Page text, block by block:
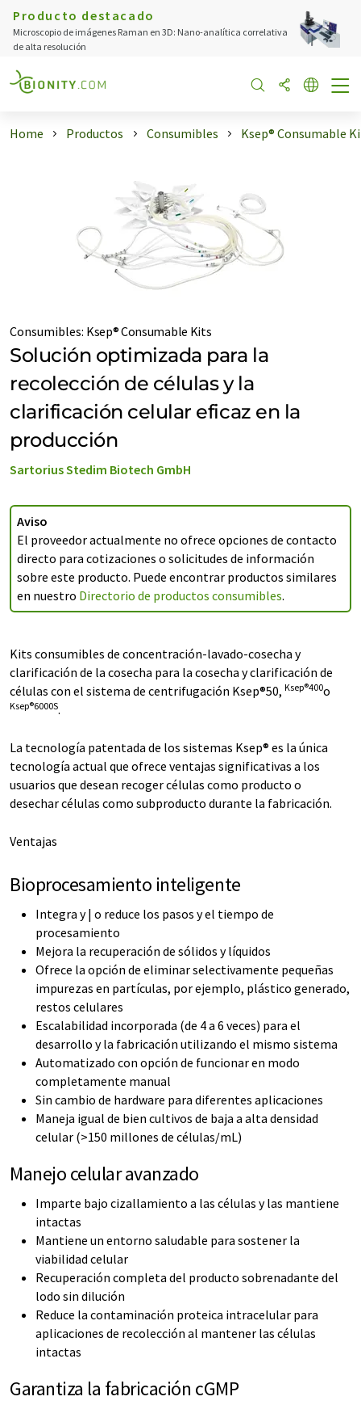
Producto destacado
Microscopio de imágenes Raman en 3D: Nano-analítica correlativa
de alta resolución
Home Productos Consumibles Ksep® Consumable
Consumibles: Ksep® Consumable Kits
Solución optimizada para la
recolección de células y la
clarificación celular eficaz en la
producción
Sartorius Stedim Biotech GmbH
Aviso
El proveedor actualmente no ofrece opciones de contacto
directo para cotizaciones o solicitudes de información
sobre este producto. Puede encontrar productos similares
en nuestro Directorio de productos consumibles.
Kits consumibles de concentración-lavado-cosecha y
clarificación de la cosecha para la cosecha y clarificación de
células con el sistema de centrifugación Ksep®50, Ksep®400o
Ksep®6000S.
La tecnología patentada de los sistemas Ksep® es la única
tecnología actual que ofrece ventajas significativas a los
usuarios que desean recoger células como producto o
desechar células como subproducto durante la fabricación.
Ventajas
Bioprocesamiento inteligente
Integra y | o reduce los pasos y el tiempo de
procesamiento
Mejora la recuperación de sólidos y líquidos
Ofrece la opción de eliminar selectivamente pequeñas
impurezas en partículas, por ejemplo, plástico generado,
restos celulares
Escalabilidad incorporada (de 4 a 6 veces) para el
desarrollo y la fabricación utilizando el mismo sistema
Automatizado con opción de funcionar en modo
completamente manual
Sin cambio de hardware para diferentes aplicaciones
Maneja igual de bien cultivos de baja a alta densidad
celular (>150 millones de células/mL)
Manejo celular avanzado
Imparte bajo cizallamiento a las células y las mantiene
intactas
Mantiene un entorno saludable para sostener la
viabilidad celular
Recuperación completa del producto sobrenadante del
lodo sin dilución
Reduce la contaminación proteica intracelular para
aplicaciones de recolección al mantener las células
intactas
Garantiza la fabricación cGMP